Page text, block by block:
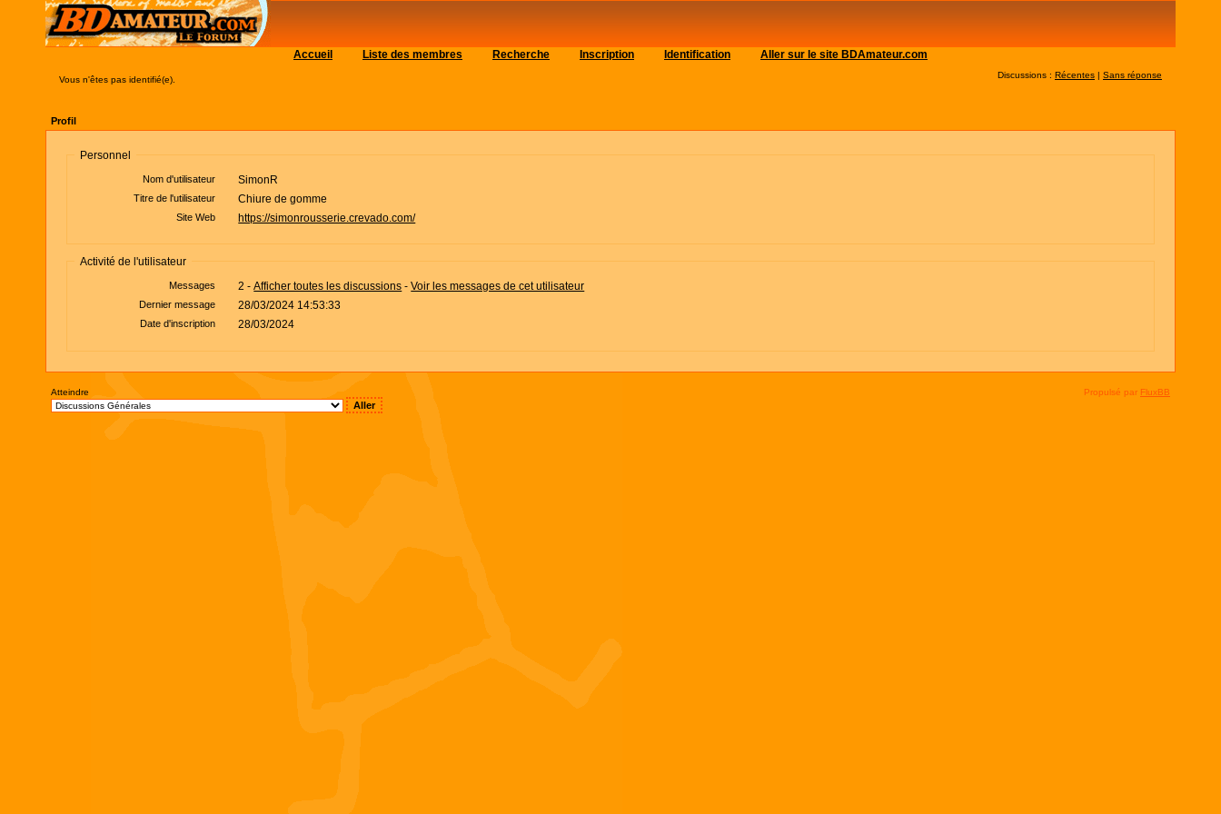
Accueil Liste des membres Recherche Inscription Identification Aller sur le site BDAmateur.com
Vous n'êtes pas identifié(e). Discussions : Récentes | Sans réponse
Profil
Personnel
Nom d'utilisateur SimonR
Titre de l'utilisateur Chiure de gomme
Site Web https://simonrousserie.crevado.com/
Activité de l'utilisateur
Messages 2 -Afficher toutes les discussions -Voir les messages de cet utilisateur
Dernier message 28/03/2024 14:53:33
Date d'inscription 28/03/2024
Atteindre Propulsé par FluxBB